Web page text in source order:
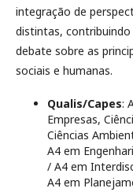
integração de
distintas,
debate sobre as
sociais e humanas.
Qualis/Capes:
Empresas,
Ciências
A4 em
/ A4 em
A4 em